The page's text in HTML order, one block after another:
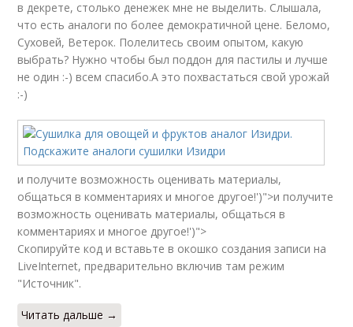
в декрете, столько денежек мне не выделить. Слышала,
что есть аналоги по более демократичной цене. Беломо,
Суховей, Ветерок. Полелитесь своим опытом, какую
выбрать? Нужно чтобы был поддон для пастилы и лучше
не один :-) всем спасибо.А это похвастаться свой урожай
:-)
и получите возможность оценивать материалы,
общаться в комментариях и многое другое!')">и получите
возможность оценивать материалы, общаться в
комментариях и многое другое!')">
Скопируйте код и вставьте в окошко создания записи на
LiveInternet, предварительно включив там режим
"Источник".
Читать дальше →